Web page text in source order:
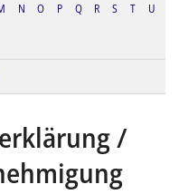
N O P Q R S T U
/